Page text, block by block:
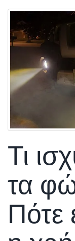
Τι
τα
Πότε